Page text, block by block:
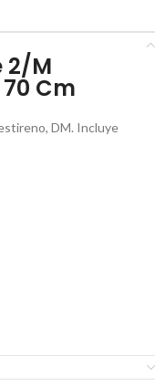
2/M
Cm
DM. Incluye